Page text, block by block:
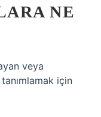
NE
veya
için